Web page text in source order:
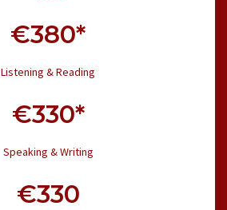
€380*
Listening & Reading
€330*
Speaking & Writing
€330